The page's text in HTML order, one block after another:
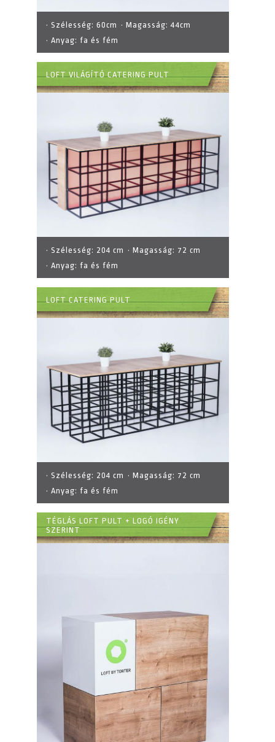
· Szélesség: 60cm · Magasság:44cm
· Anyag: fa és fém
LOFT VILÁGÍTÓ CATERING PULT
· Szélesség: 204 cm · Magasság: 72 cm
· Anyag: fa és fém
LOFT CATERING PULT
· Szélesség: 204 cm · Magasság: 72 cm
· Anyag: fa és fém
TÉGLÁS LOFT PULT + LOGÓ IGÉNY
SZERINT